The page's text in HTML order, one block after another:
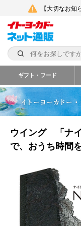
【大切なお
ギフト・フード
ウイング 「ナ
で、おうち時間